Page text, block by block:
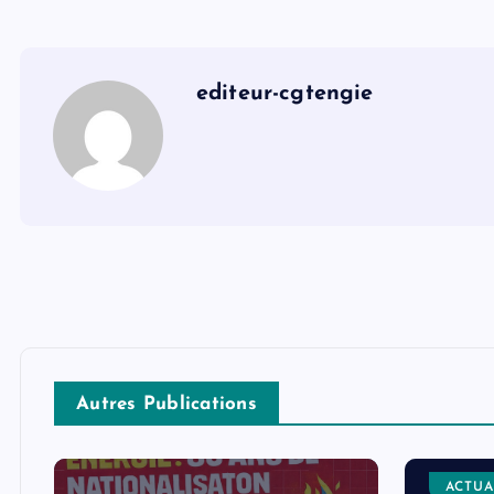
editeur-cgtengie
Autres Publications